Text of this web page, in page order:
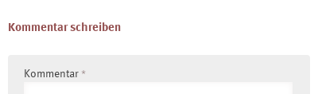
Kommentar schreiben
Kommentar *